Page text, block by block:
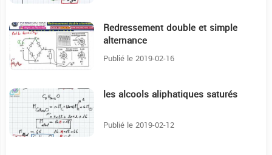
9:55 Redressement double et simple
alternance
Publié le 2019-02-16
37:42 les alcools aliphatiques saturés
Publié le 2019-02-12